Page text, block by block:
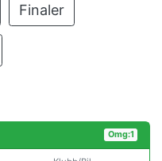
Finaler
Omg:1